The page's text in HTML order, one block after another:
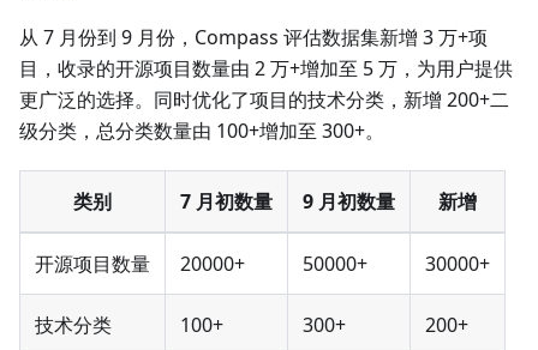
从 7 月份到 9 月份，Compass 评估数据集新增 3 万+项
目，收录的开源项目数量由 2 万+增加至 5 万，为用户提供
更广泛的选择。同时优化了项目的技术分类，新增 200+二
级分类，总分类数量由 100+增加至 300+。
类别 7 月初数量 9 月初数量 新增
开源项目数量 20000+ 50000+ 30000+
技术分类 100+ 300+ 200+